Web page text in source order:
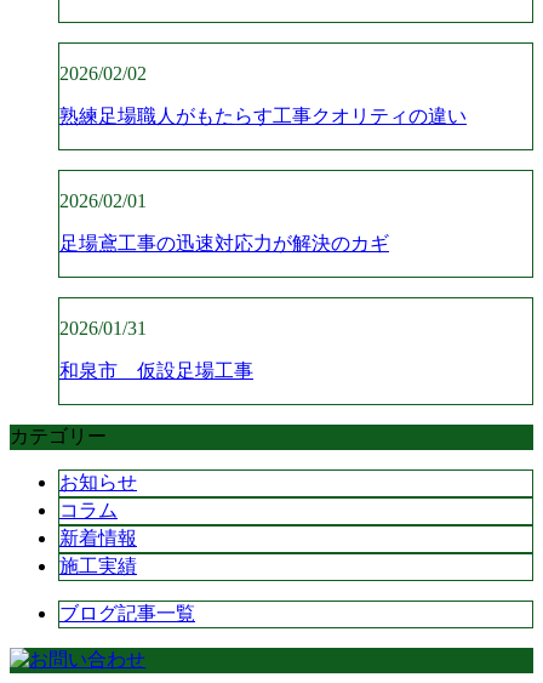
2026/02/02
熟練足場職人がもたらす工事クオリティの違い
2026/02/01
足場鳶工事の迅速対応力が解決のカギ
2026/01/31
和泉市 仮設足場工事
カテゴリー
お知らせ
コラム
新着情報
施工実績
ブログ記事一覧